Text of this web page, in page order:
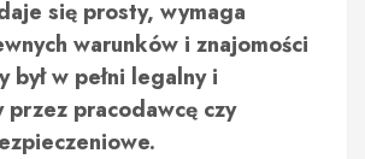
się prosty, wymaga
warunków i znajomości
był w pełni legalny i
przez pracodawcę czy